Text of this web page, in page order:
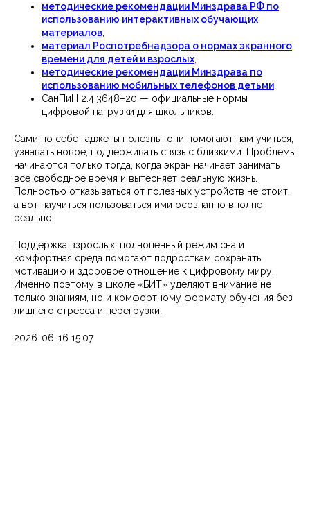
методические рекомендации Минздрава РФ по
использованию интерактивных обучающих
материалов
материал Роспотребнадзора о нормах экранного
времени для детей и взрослых
методические рекомендации Минздрава по
использованию мобильных телефонов детьми
СанПиН 2.4.3648–20 — официальные нормы
цифровой нагрузки для школьников.
Сами по себе гаджеты полезны: они помогают нам учиться,
узнавать новое, поддерживать связь с близкими. Проблемы
начинаются только тогда, когда экран начинает занимать
все свободное время и вытесняет реальную жизнь.
Полностью отказываться от полезных устройств не стоит,
а вот научиться пользоваться ими осознанно вполне
реально.
Поддержка взрослых, полноценный режим сна и
комфортная среда помогают подросткам сохранять
мотивацию и здоровое отношение к цифровому миру.
Именно поэтому в школе «БИТ» уделяют внимание не
только знаниям, но и комфортному формату обучения без
лишнего стресса и перегрузки.
2026-06-16 15:07